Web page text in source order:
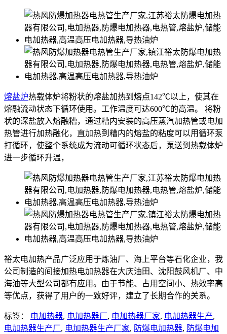
熔盐炉热载体炉将粉状的熔盐加热到熔点142℃以上，使其在
熔融流动状态下循环使用。工作温度可达600℃的高温。 将粉
状的深盐放入熔融糟，通过糟内安装的高压蒸汽加热管或电加
热管进行加热融化，直加热到糟内的熔盐的粘度可以用循环泵
打循环，使整个系统成为流动可循环状态后，泵送到热载体炉
进一步循环升温，
裕太电加热产品广泛应用于炼油厂、海上平台等石化企业，我
公司制造的间接加热电加热器在大庆油田、沈阳鼓风机厂、中
海油等大型公司都有应用。由于节能、占用空间小、热效率高
等优点，获得了用户的一致好评，建立了长期合作的关系。
标签： 电加热器, 电加热器厂, 电加热器厂家, 电加热器生产,
电加热器生产厂, 电加热器生产厂家, 防爆电加热器, 防爆电加